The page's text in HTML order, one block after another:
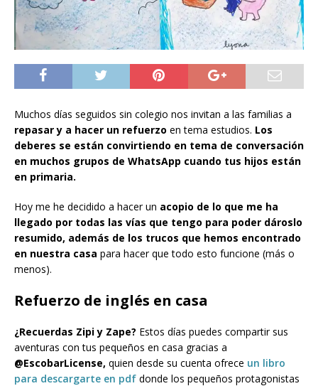
Muchos días seguidos sin colegio nos invitan a las familias a
repasar y a hacer un refuerzo en tema estudios. Los
deberes se están convirtiendo en tema de conversación
en muchos grupos de WhatsApp cuando tus hijos están
en primaria.
Hoy me he decidido a hacer un acopio de lo que me ha
llegado por todas las vías que tengo para poder dároslo
resumido, además de los trucos que hemos encontrado
en nuestra casa para hacer que todo esto funcione (más o
menos).
Refuerzo de inglés en casa
¿Recuerdas Zipi y Zape? Estos días puedes compartir sus
aventuras con tus pequeños en casa gracias a
@EscobarLicense, quien desde su cuenta ofrece un libro
para descargarte en pdf donde los pequeños protagonistas